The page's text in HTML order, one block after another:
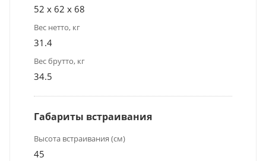
52 x 62 x 68
Вес нетто, кг
31.4
Вес брутто, кг
34.5
Габариты встраивания
Высота встраивания (см)
45